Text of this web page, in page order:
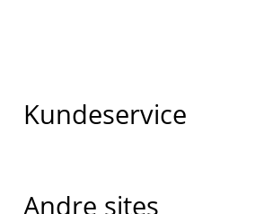
Kundeservice
Andre sites